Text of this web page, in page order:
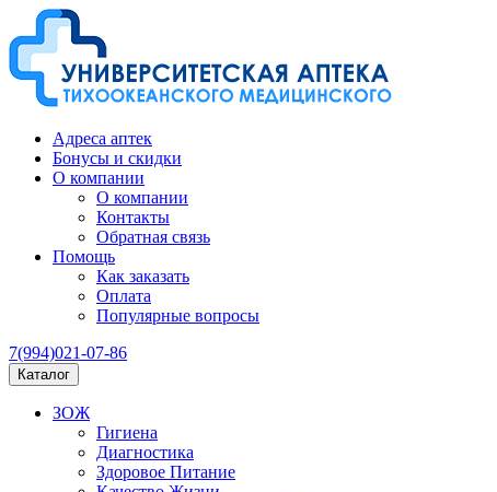
Адреса аптек
Бонусы и скидки
О компании
О компании
Контакты
Обратная связь
Помощь
Как заказать
Оплата
Популярные вопросы
7(994)021-07-86
Каталог
ЗОЖ
Гигиена
Диагностика
Здоровое Питание